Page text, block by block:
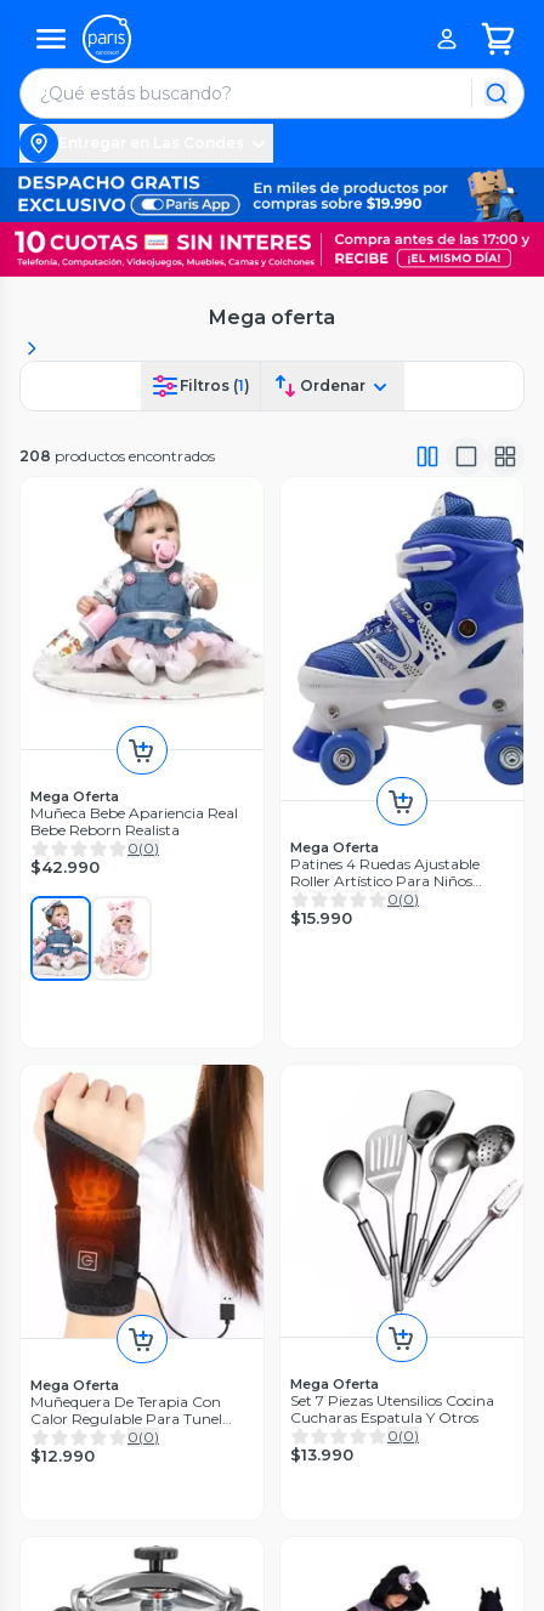
Mega oferta
Filtros (1) Ordenar
208 productos encontrados
Mega Oferta
Muñeca Bebe Apariencia Real
Bebe Reborn Realista
0(0)
$42.990
Mega Oferta
Patines 4 Ruedas Ajustable
Roller Artístico Para Niños
Niñas
0(0)
$15.990
Mega Oferta
Muñequera De Terapia Con
Calor Regulable Para Tunel
Carpiano
0(0)
$12.990
Mega Oferta
Set 7 Piezas Utensilios Cocina
Cucharas Espatula Y Otros
0(0)
$13.990